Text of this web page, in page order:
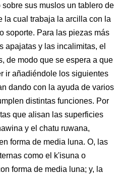
sus muslos un tablero de
la cual trabaja la arcilla con la
soporte. Para las piezas más
apajatas y las incalimitas, el
de modo que se espera a que
ir añadiéndole los siguientes
dando con la ayuda de varios
distintas funciones. Por
que alisan las superficies
y el chatu ruwana,
forma de media luna. O, las
como el k'isuna o
forma de media luna; y, la